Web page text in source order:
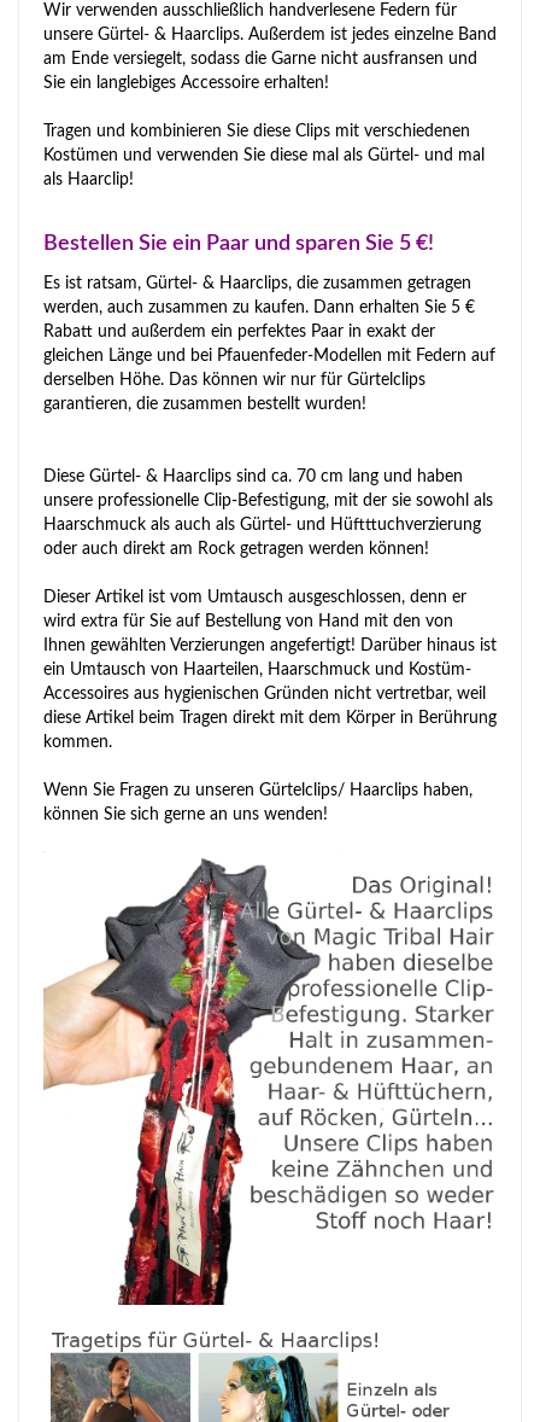
Wir verwenden ausschließlich handverlesene Federn für
unsere Gürtel- & Haarclips. Außerdem ist jedes einzelne Band
am Ende versiegelt, sodass die Garne nicht ausfransen und
Sie ein langlebiges Accessoire erhalten!
Tragen und kombinieren Sie diese Clips mit verschiedenen
Kostümen und verwenden Sie diese mal als Gürtel- und mal
als Haarclip!
Bestellen Sie ein Paar und sparen Sie 5 €!
Es ist ratsam, Gürtel- & Haarclips, die zusammen getragen
werden, auch zusammen zu kaufen. Dann erhalten Sie 5 €
Rabatt und außerdem ein perfektes Paar in exakt der
gleichen Länge und bei Pfauenfeder-Modellen mit Federn auf
derselben Höhe. Das können wir nur für Gürtelclips
garantieren, die zusammen bestellt wurden!
Diese Gürtel- & Haarclips sind ca. 70 cm lang und haben
unsere professionelle Clip-Befestigung, mit der sie sowohl als
Haarschmuck als auch als Gürtel- und Hüftttuchverzierung
oder auch direkt am Rock getragen werden können!
Dieser Artikel ist vom Umtausch ausgeschlossen, denn er
wird extra für Sie auf Bestellung von Hand mit den von
Ihnen gewählten Verzierungen angefertigt! Darüber hinaus ist
ein Umtausch von Haarteilen, Haarschmuck und Kostüm-
Accessoires aus hygienischen Gründen nicht vertretbar, weil
diese Artikel beim Tragen direkt mit dem Körper in Berührung
kommen.
Wenn Sie Fragen zu unseren Gürtelclips/ Haarclips haben,
können Sie sich gerne an uns wenden!